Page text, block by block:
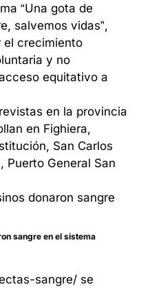
“Una gota de
salvemos vidas”,
el crecimiento
y no
equitativo a
en la provincia
en Fighiera,
San Carlos
Puerto General San
sangre en el sistema
sangre/ se